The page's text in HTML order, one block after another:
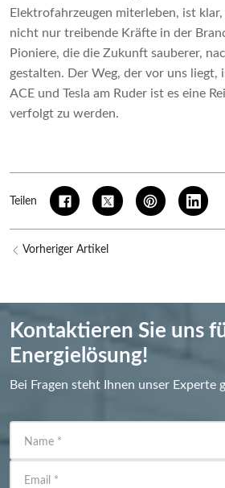
Elektrofahrzeugen miterleben, ist klar,
nicht nur treibende Kräfte in der
Pioniere, die die Zukunft sauberer,
gestalten. Der Weg, der vor uns liegt,
ACE und Tesla am Ruder ist es eine
verfolgt zu werden.
Teilen
Vorheriger Artikel
Kontaktieren Sie uns
Energielösung!
Bei Fragen steht Ihnen unser Experte
Name *
Email *